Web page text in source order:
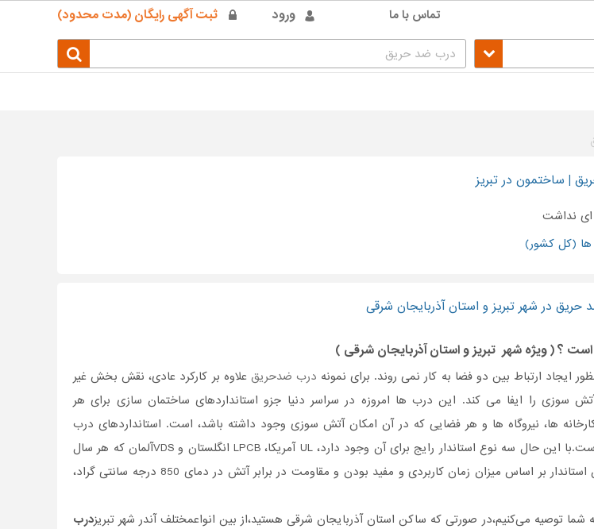
ورود ثبت آگهی رایگان (مدت محدود) تماس با ما
| ساختمون در تبریز
ای نداشت
ها (کل کشور)
در شهر تبریز و استان آذربایجان شرقی
؟ ( ویژه شهر تبریز و استان آذربایجان شرقی )
ایجاد ارتباط بین دو فضا به کار نمی روند. برای نمونه درب ضدحریق علاوه بر کارکرد عادی، نقش بخش غیر
سوزی را ایفا می کند. این درب ها امروزه در سراسر دنیا جزو استانداردهای ساختمان سازی برای هر
ها، نیروگاه ها و هر فضایی که در آن امکان آتش سوزی وجود داشته باشد، است. استانداردهای درب
ضدحریق در کشورهای مختلف متفاوت است.با این حال سه نوع استاندار رایج برای آن وجود دارد، UL آمریکا، LPCB انگلستان و VDSآلمان که هر سال
توسط سازمان آتش نشانی هر کشور این استاندار بر اساس میزان زمان کاربردی و مفید بودن و مقاومت در برابر آتش در دمای 850 درجه سانتی گراد،
شما توصیه می‌کنیم،در صورتی که ساکن استان آذربایجان شرقی هستید،از بین انواعمختلف آندر شهر تبریزدرب